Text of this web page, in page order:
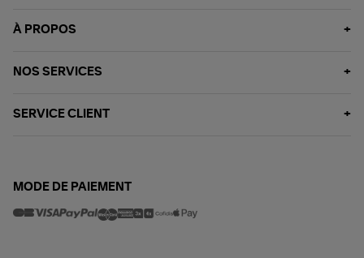
À PROPOS
NOS SERVICES
SERVICE CLIENT
MODE DE PAIEMENT